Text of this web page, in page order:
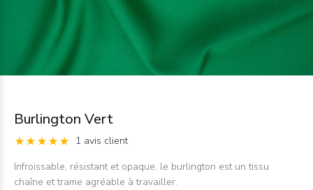
Burlington Vert
1 avis client
Infroissable, résistant et opaque, le burlington est un tissu
chaîne et trame agréable à travailler.